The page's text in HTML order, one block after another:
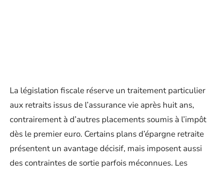
La législation fiscale réserve un traitement particulier
aux retraits issus de l’assurance vie après huit ans,
contrairement à d’autres placements soumis à l’impôt
dès le premier euro. Certains plans d’épargne retraite
présentent un avantage décisif, mais imposent aussi
des contraintes de sortie parfois méconnues. Les